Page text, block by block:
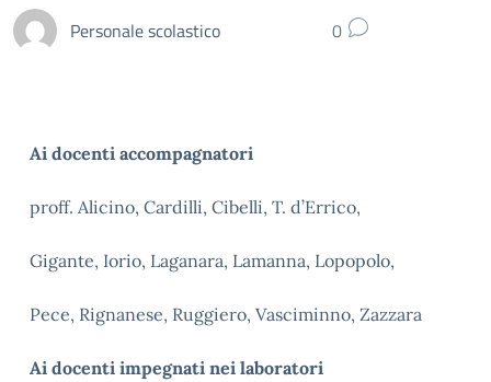
Personale scolastico 0
Ai docenti accompagnatori
proff. Alicino, Cardilli, Cibelli, T. d’Errico,
Gigante, Iorio, Laganara, Lamanna, Lopopolo,
Pece, Rignanese, Ruggiero, Vasciminno, Zazzara
Ai docenti impegnati nei laboratori